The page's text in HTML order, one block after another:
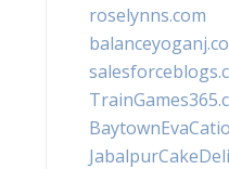
roselynns.com